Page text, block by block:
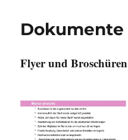
Dokumente
Flyer und Broschüren